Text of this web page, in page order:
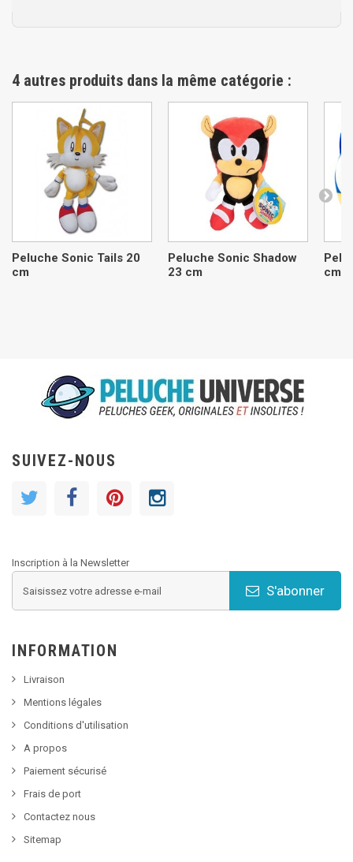
4 autres produits dans la même catégorie :
Peluche Sonic Tails 20
cm
Peluche Sonic Shadow
23 cm
cm
SUIVEZ-NOUS
Inscription à la Newsletter
S'abonner
INFORMATION
Livraison
Mentions légales
Conditions d'utilisation
A propos
Paiement sécurisé
Frais de port
Contactez nous
Sitemap